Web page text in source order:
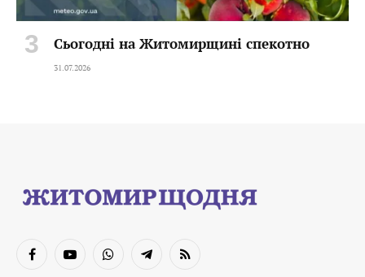
Сьогодні на Житомирщині спекотно
31.07.2026
FacebookYouTubeWhatsAppTelegramRSS